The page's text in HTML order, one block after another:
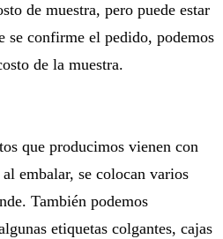
de muestra, pero puede estar
se confirme el pedido, podemos
de la muestra.
que producimos vienen con
embalar, se colocan varios
También podemos
etiquetas colgantes, cajas